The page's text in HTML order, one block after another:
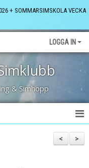
+ SOMMARSIMSKOLA VECKA
LOGGA IN
& Simhopp
>
<